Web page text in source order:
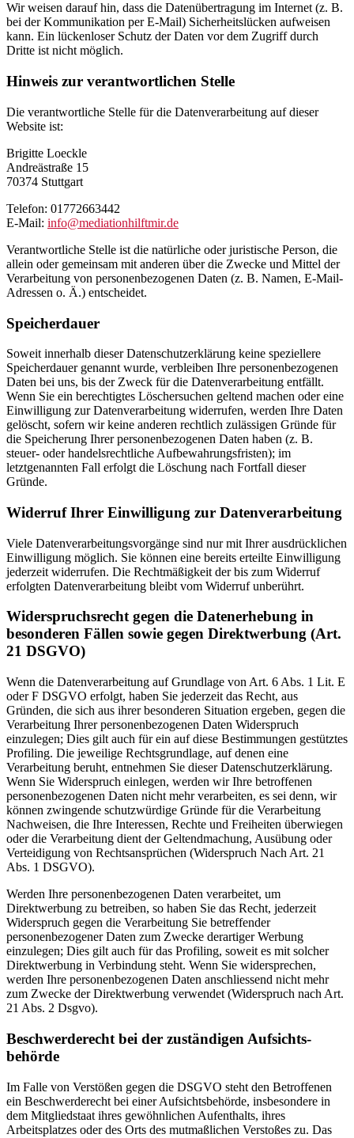
Wir weisen darauf hin, dass die Datenübertragung im Internet (z. B.
bei der Kommunikation per E-Mail) Sicherheitslücken aufweisen
kann. Ein lückenloser Schutz der Daten vor dem Zugriff durch
Dritte ist nicht möglich.
Hinweis zur verantwortlichen Stelle
Die verantwortliche Stelle für die Datenverarbeitung auf dieser
Website ist:
Brigitte Loeckle
Andreästraße 15
70374 Stuttgart
Telefon: 01772663442
E-Mail: info@mediationhilftmir.de
Verantwortliche Stelle ist die natürliche oder juristische Person, die
allein oder gemeinsam mit anderen über die Zwecke und Mittel der
Verarbeitung von personenbezogenen Daten (z. B. Namen, E-Mail-
Adressen o. Ä.) entscheidet.
Speicherdauer
Soweit innerhalb dieser Datenschutzerklärung keine speziellere
Speicherdauer genannt wurde, verbleiben Ihre personenbezogenen
Daten bei uns, bis der Zweck für die Datenverarbeitung entfällt.
Wenn Sie ein berechtigtes Löschersuchen geltend machen oder eine
Einwilligung zur Datenverarbeitung widerrufen, werden Ihre Daten
gelöscht, sofern wir keine anderen rechtlich zulässigen Gründe für
die Speicherung Ihrer personenbezogenen Daten haben (z. B.
steuer- oder handelsrechtliche Aufbewahrungsfristen); im
letztgenannten Fall erfolgt die Löschung nach Fortfall dieser
Gründe.
Widerruf Ihrer Einwilligung zur Datenverarbeitung
Viele Datenverarbeitungsvorgänge sind nur mit Ihrer ausdrücklichen
Einwilligung möglich. Sie können eine bereits erteilte Einwilligung
jederzeit widerrufen. Die Rechtmäßigkeit der bis zum Widerruf
erfolgten Datenverarbeitung bleibt vom Widerruf unberührt.
Widerspruchsrecht gegen die Datenerhebung in
besonderen Fällen sowie gegen Direktwerbung (Art.
21 DSGVO)
Wenn die Datenverarbeitung auf Grundlage von Art. 6 Abs. 1 Lit. E
oder F DSGVO erfolgt, haben Sie jederzeit das Recht, aus
Gründen, die sich aus ihrer besonderen Situation ergeben, gegen die
Verarbeitung Ihrer personenbezogenen Daten Widerspruch
einzulegen; Dies gilt auch für ein auf diese Bestimmungen gestütztes
Profiling. Die jeweilige Rechtsgrundlage, auf denen eine
Verarbeitung beruht, entnehmen Sie dieser Datenschutzerklärung.
Wenn Sie Widerspruch einlegen, werden wir Ihre betroffenen
personenbezogenen Daten nicht mehr verarbeiten, es sei denn, wir
können zwingende schutzwürdige Gründe für die Verarbeitung
Nachweisen, die Ihre Interessen, Rechte und Freiheiten überwiegen
oder die Verarbeitung dient der Geltendmachung, Ausübung oder
Verteidigung von Rechtsansprüchen (Widerspruch Nach Art. 21
Abs. 1 DSGVO).
Werden Ihre personenbezogenen Daten verarbeitet, um
Direktwerbung zu betreiben, so haben Sie das Recht, jederzeit
Widerspruch gegen die Verarbeitung Sie betreffender
personenbezogener Daten zum Zwecke derartiger Werbung
einzulegen; Dies gilt auch für das Profiling, soweit es mit solcher
Direktwerbung in Verbindung steht. Wenn Sie widersprechen,
werden Ihre personenbezogenen Daten anschliessend nicht mehr
zum Zwecke der Direktwerbung verwendet (Widerspruch nach Art.
21 Abs. 2 Dsgvo).
Beschwerde­recht bei der zuständigen Aufsichts­
behörde
Im Falle von Verstößen gegen die DSGVO steht den Betroffenen
ein Beschwerderecht bei einer Aufsichtsbehörde, insbesondere in
dem Mitgliedstaat ihres gewöhnlichen Aufenthalts, ihres
Arbeitsplatzes oder des Orts des mutmaßlichen Verstoßes zu. Das